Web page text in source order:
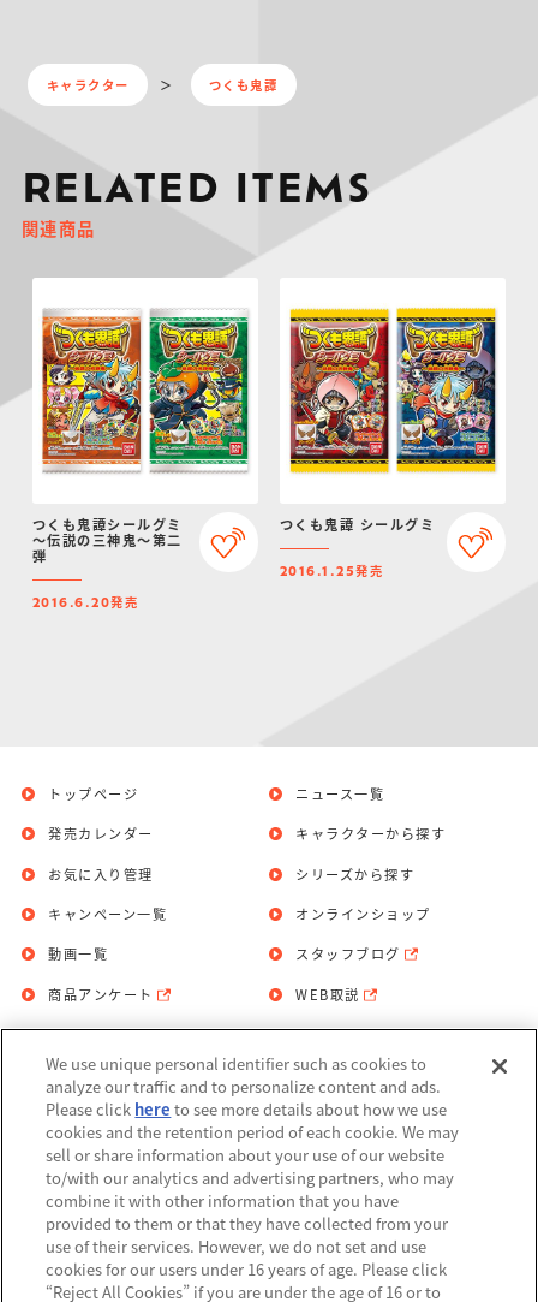
キャラクター つくも鬼譚
RELATED ITEMS
関連商品
つくも鬼譚シールグミ
～伝説の三神鬼～第二
弾
2016.6.20発売
つくも鬼譚 シールグミ
2016.1.25発売
トップページ
発売カレンダー
お気に入り管理
ニュース一覧
キャラクターから探す
シリーズから探す
キャンペーン一覧
動画一覧
商品アンケート
オンラインショップ
スタッフブログ
WEB取説
お問い合わせ 個人情報保護方針
利用規約
Do Not Sell or Share My Personal
Information
アレルギー情報
We use unique personal identifier such as cookies to
analyze our traffic and to personalize content and ads.
Please click here to see more details about how we use
cookies and the retention period of each cookie. We may
sell or share information about your use of our website
to/with our analytics and advertising partners, who may
combine it with other information that you have
provided to them or that they have collected from your
use of their services. However, we do not set and use
cookies for our users under 16 years of age. Please click
“Reject All Cookies” if you are under the age of 16 or to